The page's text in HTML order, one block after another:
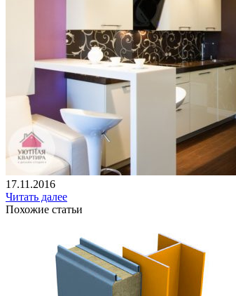
17.11.2016
Читать далее
Похожие статьи